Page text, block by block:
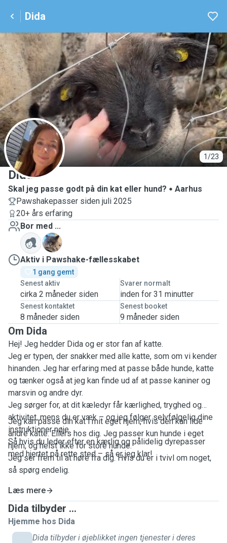
Dida
1/23
D
Dida
Skal jeg passe godt på din kat eller hund?
Aarhus
Pawshakepasser siden juli 2025
20+ års erfaring
Bor med ...
S
Aktiv i Pawshake-fællesskabet
1 gang gemt
Senest aktiv
cirka 2 måneder siden
Svarer normalt
inden for 31 minutter
Senest kontaktet
8 måneder siden
Senest booket
9 måneder siden
Om Dida
Hej! Jeg hedder Dida og er stor fan af katte.
Jeg er typen, der snakker med alle katte, som om vi kender
hinanden. Jeg har erfaring med at passe både hunde, katte
og tænker også at jeg kan finde ud af at passe kaniner og
marsvin og andre dyr.
Jeg sørger for, at dit kæledyr får kærlighed, tryghed og
aktivitet, mens du er væk – og jeg følger selvfølgelig dine
instruktioner nøje.
Så hvis du leder efter en kærlig og pålidelig dyrepasser
med hjertet på rette sted – så er jeg klar!
Jeg kan passe din kat i mit eget hjem, hvis den kan lide
andre katte. Ellers hos dig. Jeg passer kun hunde i eget
hjem, og helst ikke for store hunde.
Jeg ser frem til at høre fra dig. Hvis du er i tvivl om noget,
så spørg endelig.
Læs mere
Dida tilbyder ...
Hjemme hos Dida
Dida tilbyder i øjeblikket ingen tjenester i deres